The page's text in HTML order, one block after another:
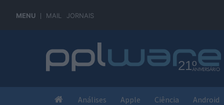
MENU MAIL JORNAIS
Análises Apple Ciência Android